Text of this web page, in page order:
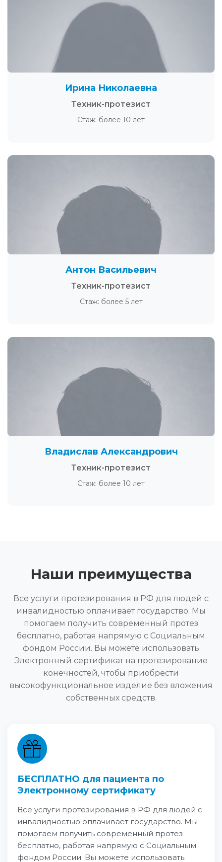
Ирина Николаевна
Техник-протезист
Стаж: более 10 лет
Антон Васильевич
Техник-протезист
Стаж: более 5 лет
Владислав Александрович
Техник-протезист
Стаж: более 10 лет
Наши преимущества
Все услуги протезирования в РФ для людей с
инвалидностью оплачивает государство. Мы
помогаем получить современный протез
бесплатно, работая напрямую с Социальным
фондом России. Вы можете использовать
Электронный сертификат на протезирование
конечностей, чтобы приобрести
высокофункциональное изделие без вложения
собственных средств.
БЕСПЛАТНО для пациента по
Электронному сертификату
Все услуги протезирования в РФ для людей с
инвалидностью оплачивает государство. Мы
помогаем получить современный протез
бесплатно, работая напрямую с Социальным
фондом России. Вы можете использовать